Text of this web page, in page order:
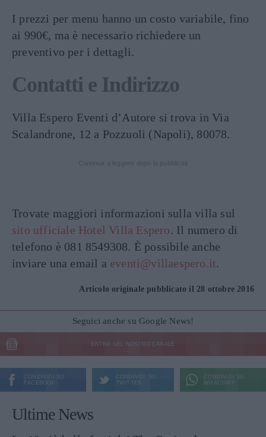
I prezzi per menu hanno un costo variabile, fino
ai 990€, ma è necessario richiedere un
preventivo per i dettagli.
Contatti e Indirizzo
Villa Espero Eventi d’Autore si trova in Via
Scalandrone, 12 a Pozzuoli (Napoli), 80078.
Trovate maggiori informazioni sulla villa sul
sito ufficiale Hotel Villa Espero. Il numero di
telefono è 081 8549308. È possibile anche
inviare una email a eventi@villaespero.it.
Articolo originale pubblicato il 28 ottobre 2016
Seguici anche su Google News!
ENTRA NEL NOSTRO CANALE
CONDIVIDI SU
FACEBOOK
CONDIVIDI SU
TWITTER
CONDIVIDI SU
WHATSAPP
Ultime News